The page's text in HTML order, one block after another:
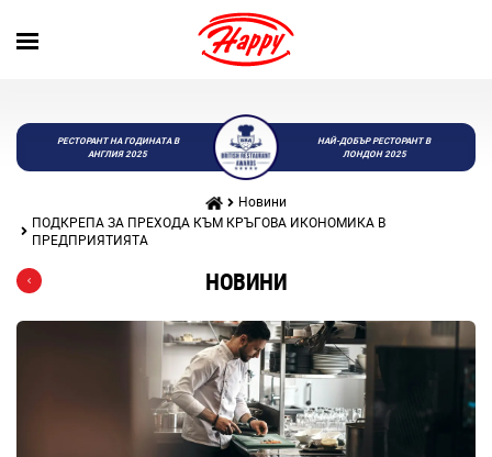
РЕСТОРАНТ НА ГОДИНАТА В
АНГЛИЯ 2025
НАЙ-ДОБЪР РЕСТОРАНТ В
ЛОНДОН 2025
Новини
ПОДКРЕПА ЗА ПРЕХОДА КЪМ КРЪГОВА ИКОНОМИКА В
ПРЕДПРИЯТИЯТА
НОВИНИ